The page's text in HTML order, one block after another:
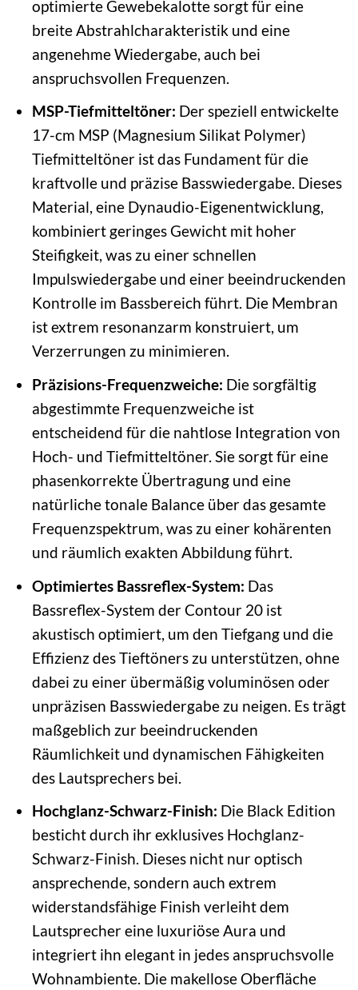
optimierte Gewebekalotte sorgt für eine
breite Abstrahlcharakteristik und eine
angenehme Wiedergabe, auch bei
anspruchsvollen Frequenzen.
MSP-Tiefmitteltöner: Der speziell entwickelte
17-cm MSP (Magnesium Silikat Polymer)
Tiefmitteltöner ist das Fundament für die
kraftvolle und präzise Basswiedergabe. Dieses
Material, eine Dynaudio-Eigenentwicklung,
kombiniert geringes Gewicht mit hoher
Steifigkeit, was zu einer schnellen
Impulswiedergabe und einer beeindruckenden
Kontrolle im Bassbereich führt. Die Membran
ist extrem resonanzarm konstruiert, um
Verzerrungen zu minimieren.
Präzisions-Frequenzweiche: Die sorgfältig
abgestimmte Frequenzweiche ist
entscheidend für die nahtlose Integration von
Hoch- und Tiefmitteltöner. Sie sorgt für eine
phasenkorrekte Übertragung und eine
natürliche tonale Balance über das gesamte
Frequenzspektrum, was zu einer kohärenten
und räumlich exakten Abbildung führt.
Optimiertes Bassreflex-System: Das
Bassreflex-System der Contour 20 ist
akustisch optimiert, um den Tiefgang und die
Effizienz des Tieftöners zu unterstützen, ohne
dabei zu einer übermäßig voluminösen oder
unpräzisen Basswiedergabe zu neigen. Es trägt
maßgeblich zur beeindruckenden
Räumlichkeit und dynamischen Fähigkeiten
des Lautsprechers bei.
Hochglanz-Schwarz-Finish: Die Black Edition
besticht durch ihr exklusives Hochglanz-
Schwarz-Finish. Dieses nicht nur optisch
ansprechende, sondern auch extrem
widerstandsfähige Finish verleiht dem
Lautsprecher eine luxuriöse Aura und
integriert ihn elegant in jedes anspruchsvolle
Wohnambiente. Die makellose Oberfläche